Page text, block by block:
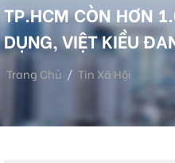
TP.HCM CÒN HƠN
DỤNG, VIỆT KIỀU
Trang Chủ
Tin Xã Hội
TP.HCM Còn Hơn 1.000ha